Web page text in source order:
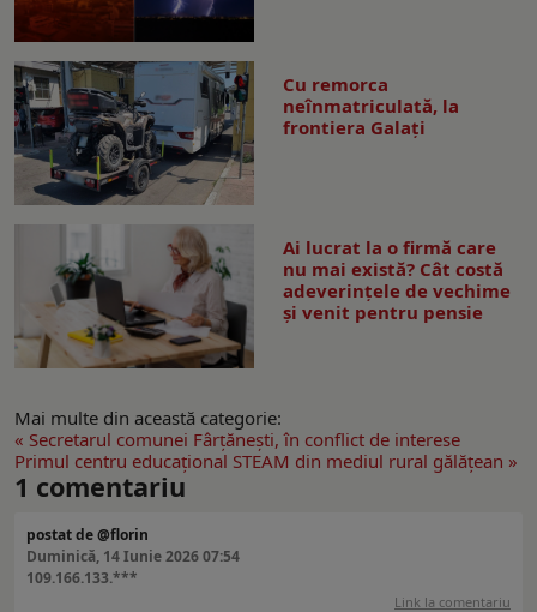
Cu remorca
neînmatriculată, la
frontiera Galați
Ai lucrat la o firmă care
nu mai există? Cât costă
adeverințele de vechime
și venit pentru pensie
Mai multe din această categorie:
« Secretarul comunei Fârțănești, în conflict de interese
Primul centru educațional STEAM din mediul rural gălățean »
1 comentariu
postat de @florin
Duminică, 14 Iunie 2026 07:54
109.166.133.***
Link la comentariu